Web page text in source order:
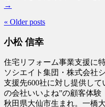
→
« Older posts
小松 信幸
住宅リフォーム事業支援に
ソシエイト集団・株式会社
支援先600社に対し提供して
の会社いいよね”の顧客体験
秋田県大仙市生まれ。一橋